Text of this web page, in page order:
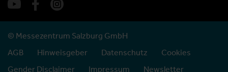
© Messezentrum Salzburg GmbH
AGB
Hinweisgeber Datenschutz
Cookies
Gender Disclaimer
Impressum Newsletter